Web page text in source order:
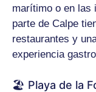
marítimo o en las
parte de Calpe
restaurantes y
experiencia
🏖️ Playa de la